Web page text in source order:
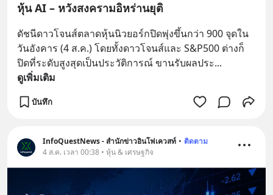
หุ้น AI – หวังสงครามอิหร่านยุติ
ดัชนีดาวโจนส์ตลาดหุ้นนิวยอร์กปิดพุ่งขึ้นกว่า 900 จุดใน
วันอังคาร (4 ส.ค.) โดยทั้งดาวโจนส์และ S&P500 ต่างก็
ปิดที่ระดับสูงสุดเป็นประวัติการณ์ ขานรับผลประ...
ดูเพิ่มเติม
บันทึก
InfoQuestNews - สำนักข่าวอินโฟเควสท์ • ติดตาม
4 ส.ค. เวลา 00:38 • หุ้น & เศรษฐกิจ